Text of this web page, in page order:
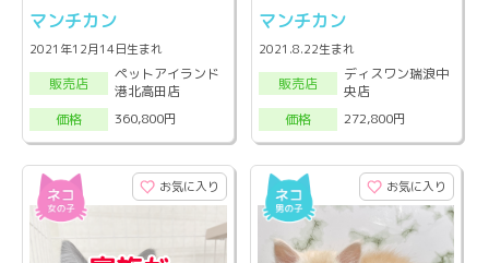
マンチカン
2021年12月14日生まれ
販売店
ペットアイランド
港北高田店
価格
360,800円
マンチカン
2021.8.22生まれ
販売店
ディスワン瑞浪中
央店
価格
272,800円
お気に入り お気に入り